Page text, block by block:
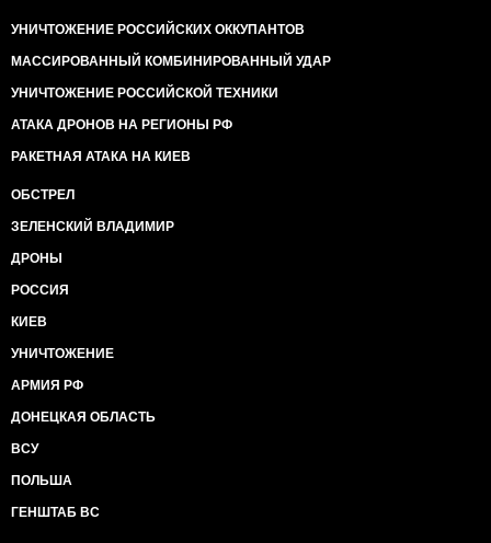
УНИЧТОЖЕНИЕ РОССИЙСКИХ ОККУПАНТОВ
МАССИРОВАННЫЙ КОМБИНИРОВАННЫЙ УДАР
УНИЧТОЖЕНИЕ РОССИЙСКОЙ ТЕХНИКИ
АТАКА ДРОНОВ НА РЕГИОНЫ РФ
РАКЕТНАЯ АТАКА НА КИЕВ
ОБСТРЕЛ
ЗЕЛЕНСКИЙ ВЛАДИМИР
ДРОНЫ
РОССИЯ
КИЕВ
УНИЧТОЖЕНИЕ
АРМИЯ РФ
ДОНЕЦКАЯ ОБЛАСТЬ
ВСУ
ПОЛЬША
ГЕНШТАБ ВС